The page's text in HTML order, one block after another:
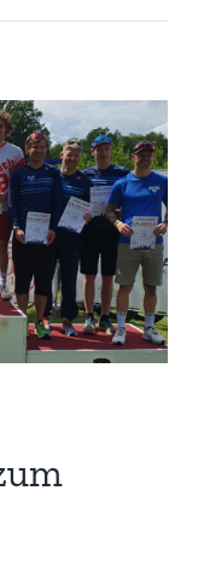
Platz
1.
Triathlon-
Bundesliga
angemeldet